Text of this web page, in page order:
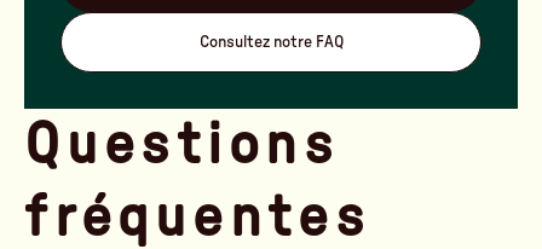
Questions
fréquentes
Consultez notre FAQ